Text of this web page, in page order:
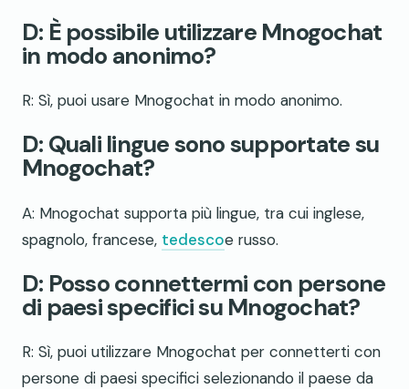
D: È possibile utilizzare Mnogochat
in modo anonimo?
R: Sì, puoi usare Mnogochat in modo anonimo.
D: Quali lingue sono supportate su
Mnogochat?
A: Mnogochat supporta più lingue, tra cui inglese,
spagnolo, francese, tedescoe russo.
D: Posso connettermi con persone
di paesi specifici su Mnogochat?
R: Sì, puoi utilizzare Mnogochat per connetterti con
persone di paesi specifici selezionando il paese da